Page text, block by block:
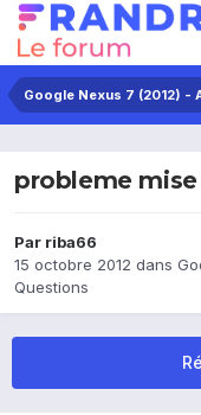
Google Nexus 7 (2012) -
probleme mise
Par riba66
15 octobre 2012 dans
Questions